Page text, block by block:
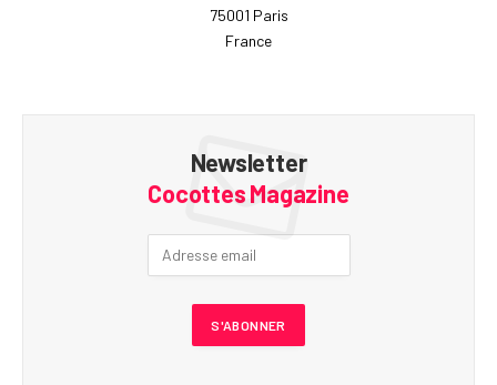
75001 Paris
France
Newsletter
Cocottes Magazine